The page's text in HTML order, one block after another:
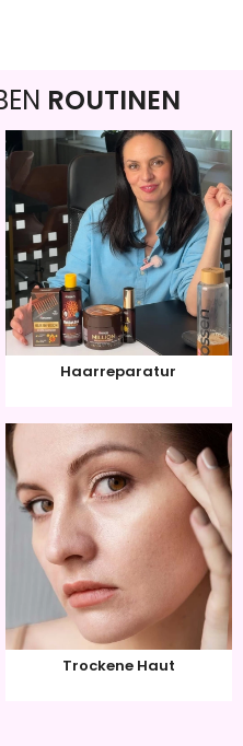
ROUTINEN
Haarreparatur
Trockene Haut